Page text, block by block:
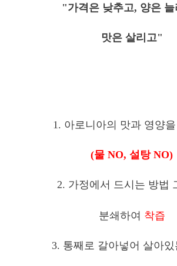
"가격은 낮추고, 양은 늘
맛은 살리고"
1. 아로니아의 맛과 영양
(물 NO, 설탕 NO)
2. 가정에서 드시는 방법
분쇄하여 착즙
3. 통째로 갈아넣어 살아있